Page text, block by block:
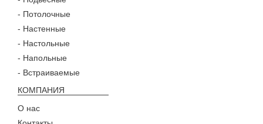
- Потолочные
- Настенные
- Настольные
- Напольные
- Встраиваемые
КОМПАНИЯ
О нас